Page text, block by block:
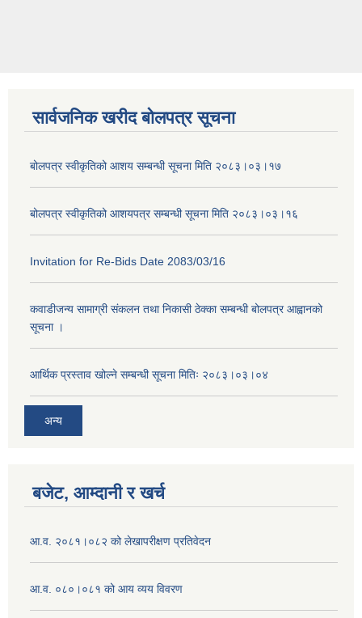
सार्वजनिक खरीद बोलपत्र सूचना
बोलपत्र स्वीकृतिको आशय सम्बन्धी सूचना मिति २०८३।०३।१७
बोलपत्र स्वीकृतिको आशयपत्र सम्बन्धी सूचना मिति २०८३।०३।१६
Invitation for Re-Bids Date 2083/03/16
कवाडीजन्य सामाग्री संकलन तथा निकासी ठेक्का सम्बन्धी बोलपत्र आह्वानको
सूचना ।
आर्थिक प्रस्ताव खोल्ने सम्बन्धी सूचना मितिः २०८३।०३।०४
अन्य
बजेट, आम्दानी र खर्च
आ.व. २०८१।०८२ को लेखापरीक्षण प्रतिवेदन
आ.व. ०८०।०८१ को आय व्यय विवरण